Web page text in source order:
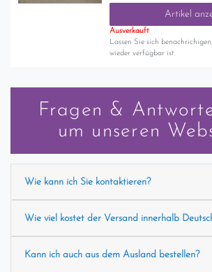
Artikel
Ausverkauft
Lassen Sie sich
wieder verfügbar ist.
Fragen &
um unseren
Wie kann ich Sie kontaktieren?
Wie viel kostet der Versand innerhalb
Kann ich auch aus dem Ausland bestellen?